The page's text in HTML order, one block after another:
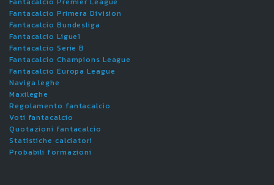
Fantacalcio Primera Division
Fantacalcio Bundesliga
Fantacalcio Ligue1
Fantacalcio Serie B
Fantacalcio Champions League
Fantacalcio Europa League
Naviga leghe
Maxileghe
Regolamento fantacalcio
Voti fantacalcio
Quotazioni fantacalcio
Statistiche calciatori
Probabili formazioni